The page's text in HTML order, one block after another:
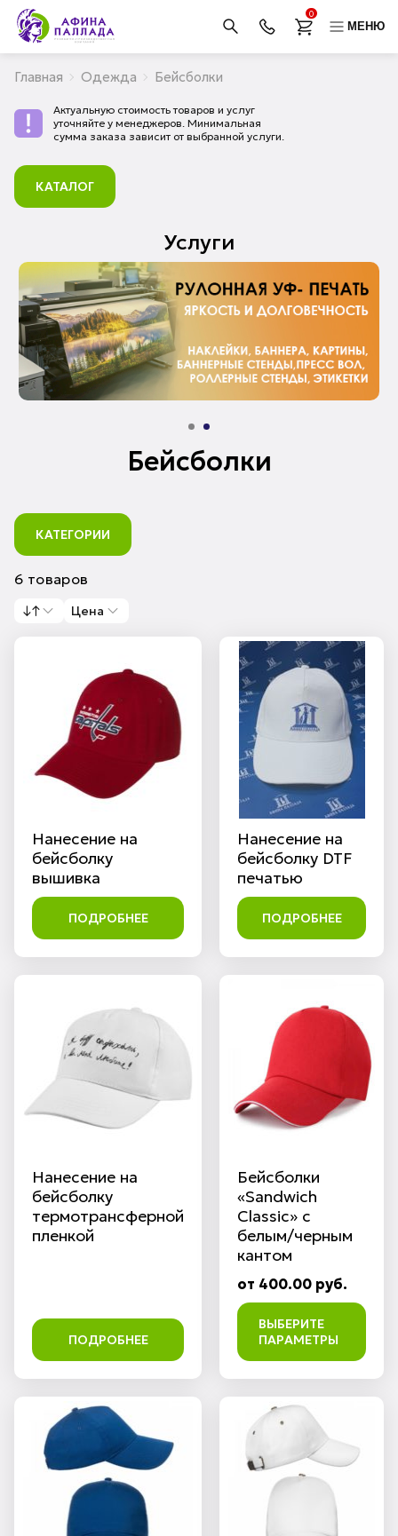
0
МЕНЮ
Главная Одежда Бейсболки
Актуальную стоимость товаров и услуг
уточняйте у менеджеров. Минимальная
сумма заказа зависит от выбранной услуги.
КАТАЛОГ
Услуги
Бейсболки
КАТЕГОРИИ
6 товаров
↓↑ Цена
Нанесение на
бейсболку
вышивка
ПОДРОБНЕЕ
Нанесение на
бейсболку DTF
печатью
ПОДРОБНЕЕ
Нанесение на
бейсболку
термотрансферной
пленкой
ПОДРОБНЕЕ
Бейсболки
«Sandwich
Classic» с
белым/черным
кантом
от 400.00 руб.
ВЫБЕРИТЕ
ПАРАМЕТРЫ